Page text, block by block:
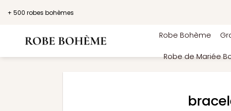
+ 500 robes bohèmes
Robe Bohème
Robe de Mariée